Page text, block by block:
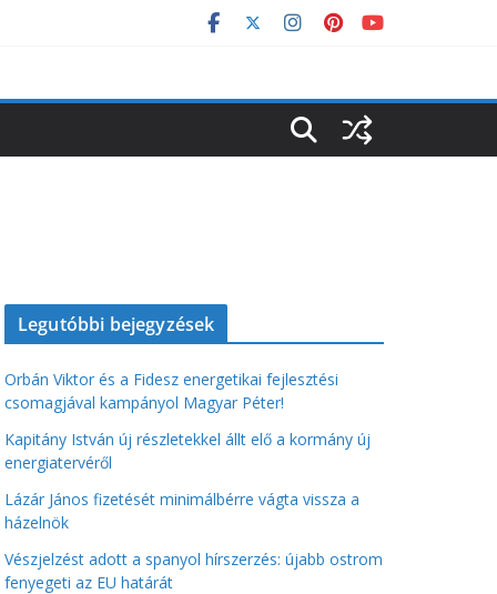
Legutóbbi bejegyzések
Orbán Viktor és a Fidesz energetikai fejlesztési
csomagjával kampányol Magyar Péter!
Kapitány István új részletekkel állt elő a kormány új
energiatervéről
Lázár János fizetését minimálbérre vágta vissza a
házelnök
Vészjelzést adott a spanyol hírszerzés: újabb ostrom
fenyegeti az EU határát